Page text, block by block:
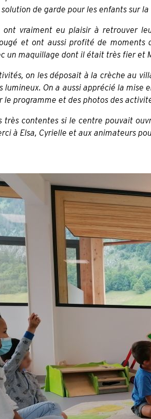
de garde pour les enfants sur
ont vraiment eu plaisir à retrouver
et ont aussi profité de
un maquillage dont il était très fier et
on les déposait à la crèche au
lumineux. On a aussi apprécié la
le programme et des photos des
très contentes si le centre pouvait
à Elsa, Cyrielle et aux animateurs